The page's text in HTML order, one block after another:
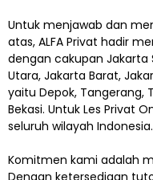
Untuk menjawab dan
atas, ALFA Privat hadir
dengan cakupan Jakarta
Utara, Jakarta Barat,
yaitu Depok, Tangerang,
Bekasi. Untuk Les Privat
seluruh wilayah Indonesia.
Komitmen kami adalah
Dengan ketersediaan